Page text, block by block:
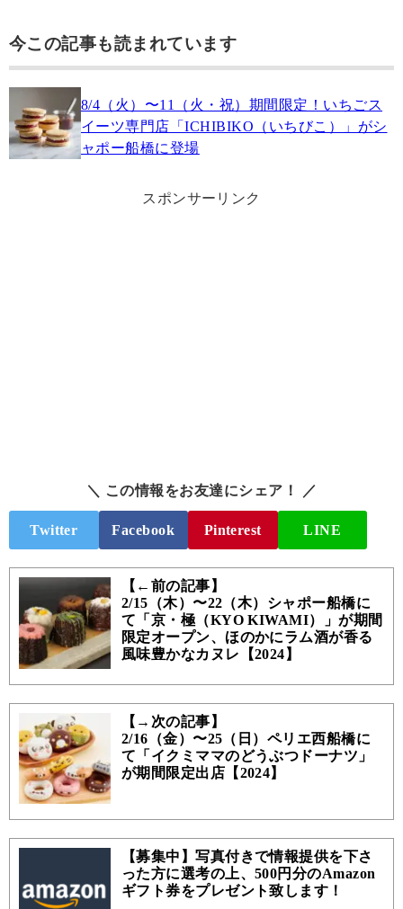
今この記事も読まれています
8/4（火）〜11（火・祝）期間限定！いちごス
イーツ専門店「ICHIBIKO（いちびこ）」がシ
ャポー船橋に登場
スポンサーリンク
＼ この情報をお友達にシェア！ ／
Twitter Facebook Pinterest LINE
【←前の記事】
2/15（木）〜22（木）シャポー船橋に
て「京・極（KYO KIWAMI）」が期間
限定オープン、ほのかにラム酒が香る
風味豊かなカヌレ【2024】
【→次の記事】
2/16（金）〜25（日）ペリエ西船橋に
て「イクミママのどうぶつドーナツ」
が期間限定出店【2024】
【募集中】写真付きで情報提供を下さ
った方に選考の上、500円分のAmazon
ギフト券をプレゼント致します！